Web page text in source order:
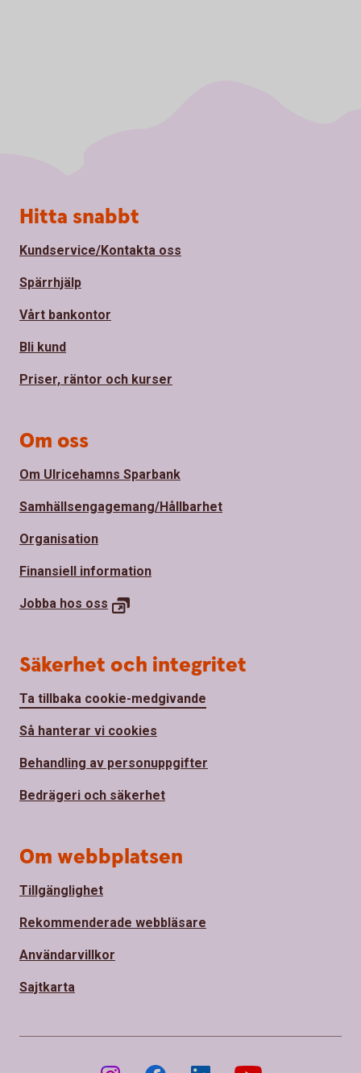
Sidfot
Hitta snabbt
Kundservice/Kontakta oss
Spärrhjälp
Vårt bankontor
Bli kund
Priser, räntor och kurser
Om oss
Om Ulricehamns Sparbank
Samhällsengagemang/Hållbarhet
Organisation
Finansiell information
Jobba hos oss
Säkerhet och integritet
Ta tillbaka cookie-medgivande
Så hanterar vi cookies
Behandling av personuppgifter
Bedrägeri och säkerhet
Om webbplatsen
Tillgänglighet
Rekommenderade webbläsare
Användarvillkor
Sajtkarta